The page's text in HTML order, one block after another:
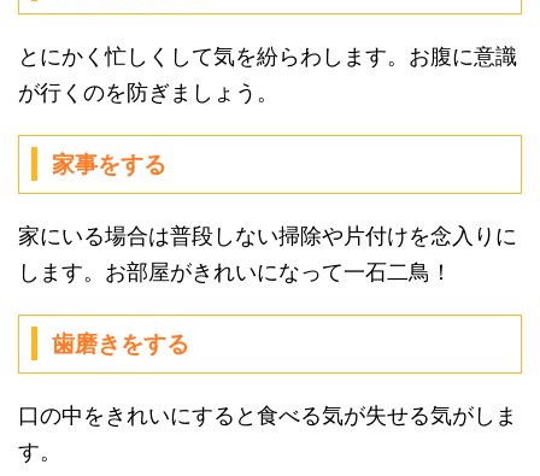
とにかく忙しくして気を紛らわします。お腹に意識
が行くのを防ぎましょう。
家事をする
家にいる場合は普段しない掃除や片付けを念入りに
します。お部屋がきれいになって一石二鳥！
歯磨きをする
口の中をきれいにすると食べる気が失せる気がしま
す。